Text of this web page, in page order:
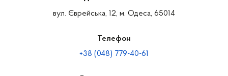
вул. Єврейська, 12, м. Одеса, 65014
Телефон
+38 (048) 779-40-61